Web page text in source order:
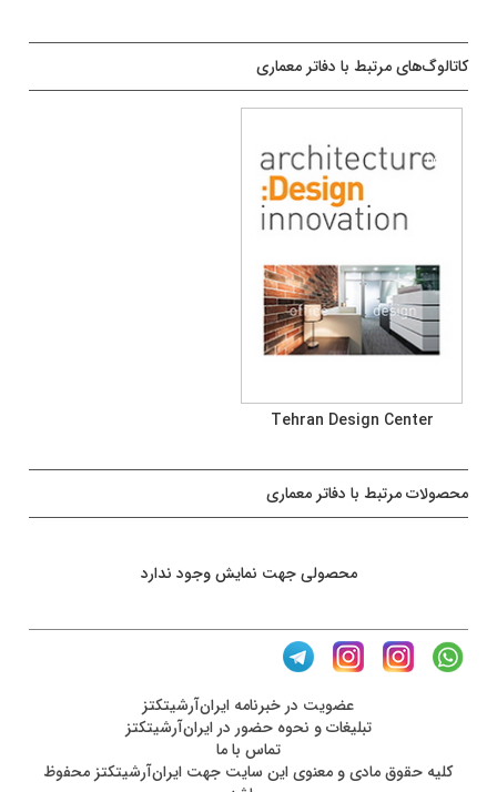
کاتالوگ‌های مرتبط با دفاتر معماری
Tehran Design Center
محصولات مرتبط با دفاتر معماری
محصولی جهت نمایش وجود ندارد
عضويت در خبرنامه ایران‌آرشیتکتز
تبلیغات و نحوه حضور در ایران‌آرشیتکتز
تماس با ما
کليه حقوق مادی و معنوی اين سايت جهت ایران‌آرشیتکتز محفوظ